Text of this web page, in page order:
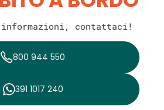
informazioni, contattaci!
800 944 550
391 1017 240